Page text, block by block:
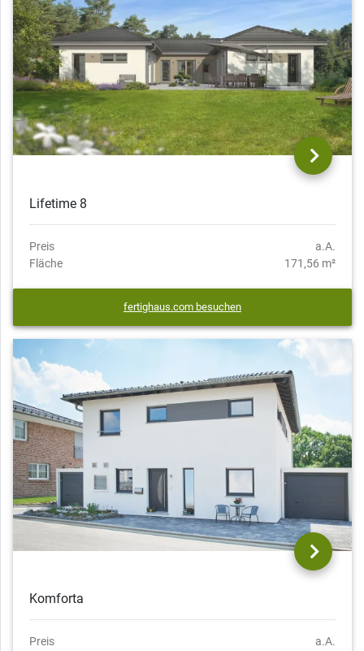
Lifetime 8
Preis
a.A.
Fläche
171,56 m²
fertighaus.com besuchen
Komforta
Preis
a.A.